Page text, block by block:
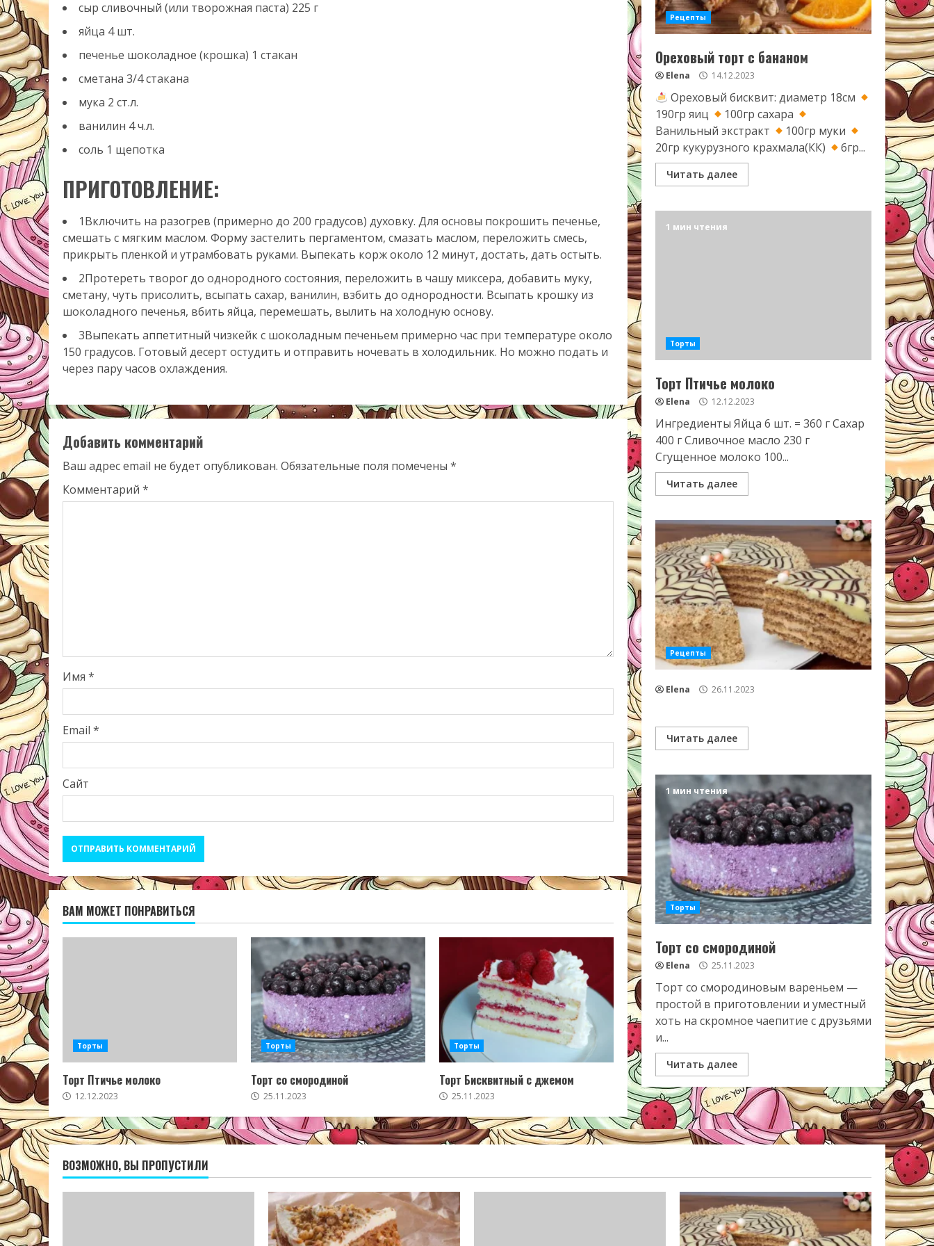
сыр сливочный (или творожная паста) 225 г
яйца 4 шт.
печенье шоколадное (крошка) 1 стакан
сметана 3/4стакана
мука 2 ст.л.
ванилин 4ч.л.
соль 1 щепотка
ПРИГОТОВЛЕНИЕ:
1Включить на разогрев (примерно до 200 градусов) духовку. Для основы покрошить печенье,
смешать с мягким маслом. Форму застелить пергаментом, смазать маслом, переложить смесь,
прикрыть пленкой и утрамбовать руками. Выпекать корж около 12 минут, достать, дать остыть.
2Протереть творог до однородного состояния, переложить в чашу миксера, добавить муку,
сметану, чуть присолить, всыпать сахар, ванилин, взбить до однородности. Всыпать крошку из
шоколадного печенья, вбить яйца, перемешать, вылить на холодную основу.
3Выпекать аппетитный чизкейк с шоколадным печеньем примерно час при температуре около
150 градусов. Готовый десерт остудить и отправить ночевать в холодильник. Но можно подать и
через пару часов охлаждения.
Добавить комментарий
Ваш адрес email не будет опубликован. Обязательные поля помечены *
Комментарий *
Имя *
Email *
Сайт
ВАМ МОЖЕТ ПОНРАВИТЬСЯ
Торты
Торт Птичье молоко
12.12.2023
Торты
Торт со смородиной
25.11.2023
Торты
Торт Бисквитный с джемом
25.11.2023
Рецепты
Ореховый торт с бананом
Elena 14.12.2023
Ореховый бисквит: диаметр 18см
190гр яиц
100гр сахара
Ванильный экстракт
100гр муки
20гр кукурузного крахмала(КК)
6гр...
Читать далее
1 мин чтения
Торты
Торт Птичье молоко
Elena 12.12.2023
Ингредиенты Яйца 6 шт. = 360 г Сахар
400 г Сливочное масло 230 г
Сгущенное молоко 100...
Читать далее
Рецепты
Elena 26.11.2023
Читать далее
1 мин чтения
Торты
Торт со смородиной
Elena 25.11.2023
Торт со смородиновым вареньем —
простой в приготовлении и уместный
хоть на скромное чаепитие с друзьями
и...
Читать далее
ВОЗМОЖНО, ВЫ ПРОПУСТИЛИ